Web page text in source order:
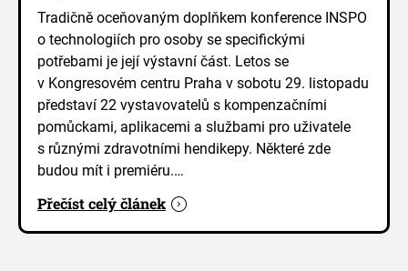
Tradičně oceňovaným doplňkem konference INSPO
o technologiích pro osoby se specifickými
potřebami je její výstavní část. Letos se
v Kongresovém centru Praha v sobotu 29. listopadu
představí 22 vystavovatelů s kompenzačními
pomůckami, aplikacemi a službami pro uživatele
s různými zdravotními hendikepy. Některé zde
budou mít i premiéru.…
Přečíst celý článek